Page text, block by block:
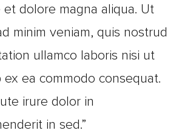
et dolore magna aliqua. Ut
minim veniam, quis nostrud
ullamco laboris nisi ut
ex ea commodo consequat.
irure dolor in
in sed.”